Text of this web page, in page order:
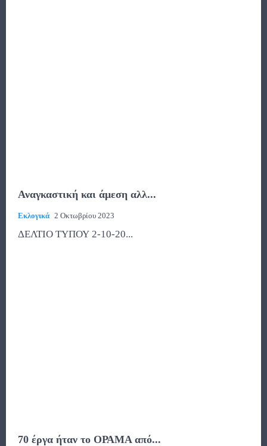
Αναγκαστική και άμεση αλλ...
Εκλογικά 2 Οκτωβρίου 2023
ΔΕΛΤΙΟ ΤΥΠΟΥ 2-10-20...
70 έργα ήταν το ΟΡΑΜΑ από...